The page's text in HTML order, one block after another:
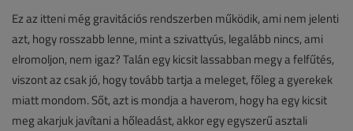
Ez az itteni még gravitációs rendszerben működik, ami nem jelenti
azt, hogy rosszabb lenne, mint a szivattyús, legalább nincs, ami
elromoljon, nem igaz? Talán egy kicsit lassabban megy a felfűtés,
viszont az csak jó, hogy tovább tartja a meleget, főleg a gyerekek
miatt mondom. Sőt, azt is mondja a haverom, hogy ha egy kicsit
meg akarjuk javítani a hőleadást, akkor egy egyszerű asztali